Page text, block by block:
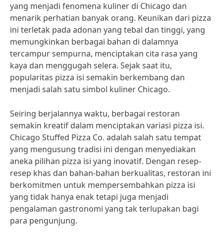
yang menjadi fenomena kuliner di Chicago dan
menarik perhatian banyak orang. Keunikan dari pizza
ini terletak pada adonan yang tebal dan tinggi, yang
memungkinkan berbagai bahan di dalamnya
tercampur sempurna, menciptakan cita rasa yang
kaya dan menggugah selera. Sejak saat itu,
popularitas pizza isi semakin berkembang dan
menjadi salah satu simbol kuliner Chicago.
Seiring berjalannya waktu, berbagai restoran
semakin kreatif dalam menciptakan variasi pizza isi.
Chicago Stuffed Pizza Co. adalah salah satu tempat
yang mengusung tradisi ini dengan menyediakan
aneka pilihan pizza isi yang inovatif. Dengan resep-
resep khas dan bahan-bahan berkualitas, restoran ini
berkomitmen untuk mempersembahkan pizza isi
yang tidak hanya enak tetapi juga menjadi
pengalaman gastronomi yang tak terlupakan bagi
para pengunjung.